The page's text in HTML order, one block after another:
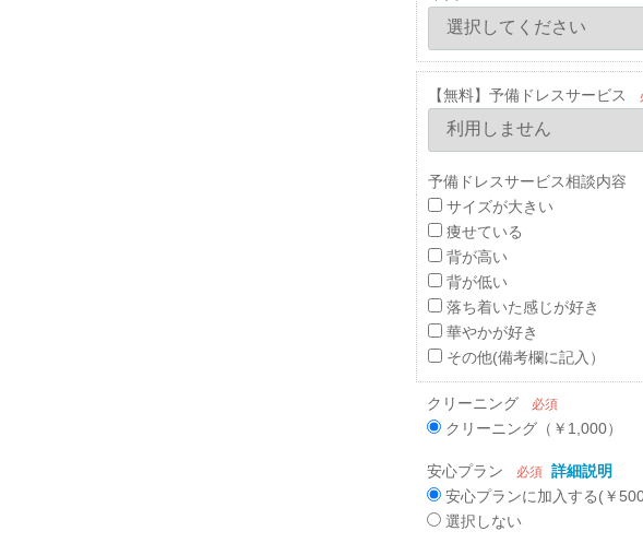
【無料】予備ドレスサービス
予備ドレスサービス相談内
サイズが大きい
痩せている
背が高い
背が低い
落ち着いた感じが好き
華やかが好き
その他(備考欄に記入）
クリーニング 必須
クリーニング（￥1,000）
安心プラン 必須 詳細説明
安心プランに加入する(￥
選択しない